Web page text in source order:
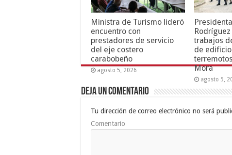
Ministra de Turismo lideró
encuentro con
prestadores de servicio
del eje costero
carabobeño
agosto 5, 2026
trabajos
de
Mora
agosto 5,
Deja un comentario
Tu dirección de correo electrónico no será
Comentario